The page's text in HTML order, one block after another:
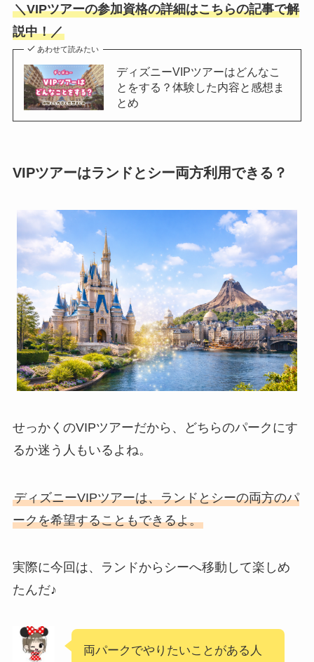
＼VIPツアーの参加資格の詳細はこちらの記事で解
説中！／
あわせて読みたい
ディズニーVIPツアーはどんなこ
とをする？体験した内容と感想ま
とめ
VIPツアーはランドとシー両方利用できる？
せっかくのVIPツアーだから、どちらのパークにす
るか迷う人もいるよね。
ディズニーVIPツアーは、ランドとシーの両方のパ
ークを希望することもできるよ。
実際に今回は、ランドからシーへ移動して楽しめ
たんだ♪
両パークでやりたいことがある人